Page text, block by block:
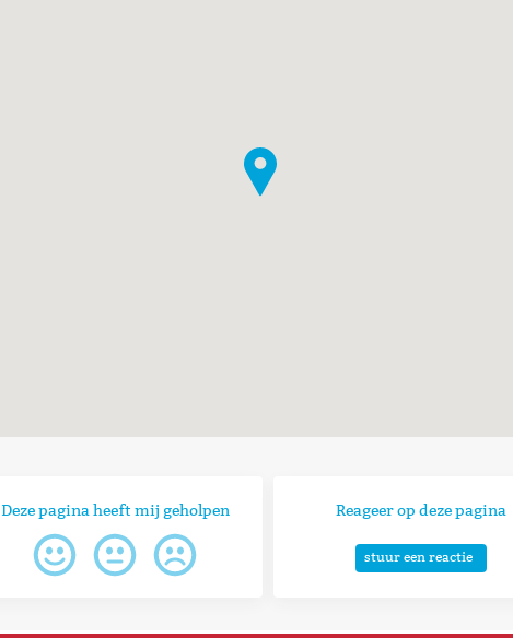
Deze pagina heeft mij geholpen Reageer op deze pagina
stuur een reactie